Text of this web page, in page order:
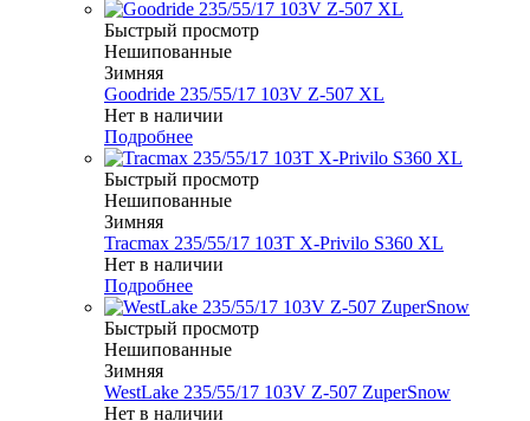
Быстрый просмотр
Нешипованные
Зимняя
Goodride 235/55/17 103V Z-507 XL
Нет в наличии
Подробнее
Быстрый просмотр
Нешипованные
Зимняя
Tracmax 235/55/17 103T X-Privilo S360 XL
Нет в наличии
Подробнее
Быстрый просмотр
Нешипованные
Зимняя
WestLake 235/55/17 103V Z-507 ZuperSnow
Нет в наличии